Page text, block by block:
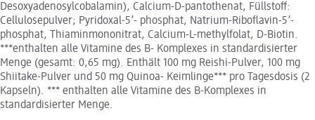
Desoxyadenosylcobalamin), Calcium-D-pantothenat, Füllstoff:
Cellulosepulver; Pyridoxal-5’- phosphat, Natrium-Riboflavin-5’-
phosphat, Thiaminmononitrat, Calcium-L-methylfolat, D-Biotin.
***enthalten alle Vitamine des B- Komplexes in standardisierter
Menge (gesamt: 0,65 mg). Enthält 100 mg Reishi-Pulver, 100 mg
Shiitake-Pulver und 50 mg Quinoa- Keimlinge*** pro Tagesdosis (2
Kapseln). *** enthalten alle Vitamine des B-Komplexes in
standardisierter Menge.